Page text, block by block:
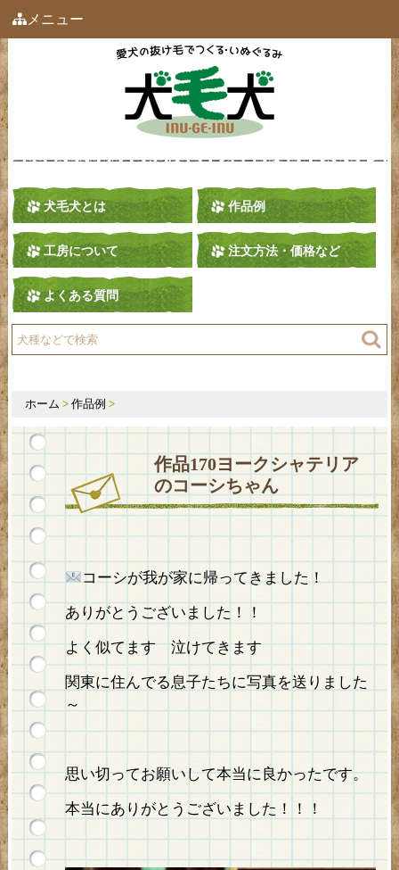
メニュー
犬毛犬とは 作品例
工房について 注文方法・価格など
よくある質問
ホーム > 作品例 >
作品170ヨークシャテリア
のコーシちゃん
コーシが我が家に帰ってきました！
ありがとうございました！！
よく似てます 泣けてきます
関東に住んでる息子たちに写真を送りました
～
思い切ってお願いして本当に良かったです。
本当にありがとうございました！！！